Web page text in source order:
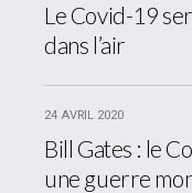
Le Covid-19
dans l’air
24 AVRIL 2020
Bill Gates : le
une guerre